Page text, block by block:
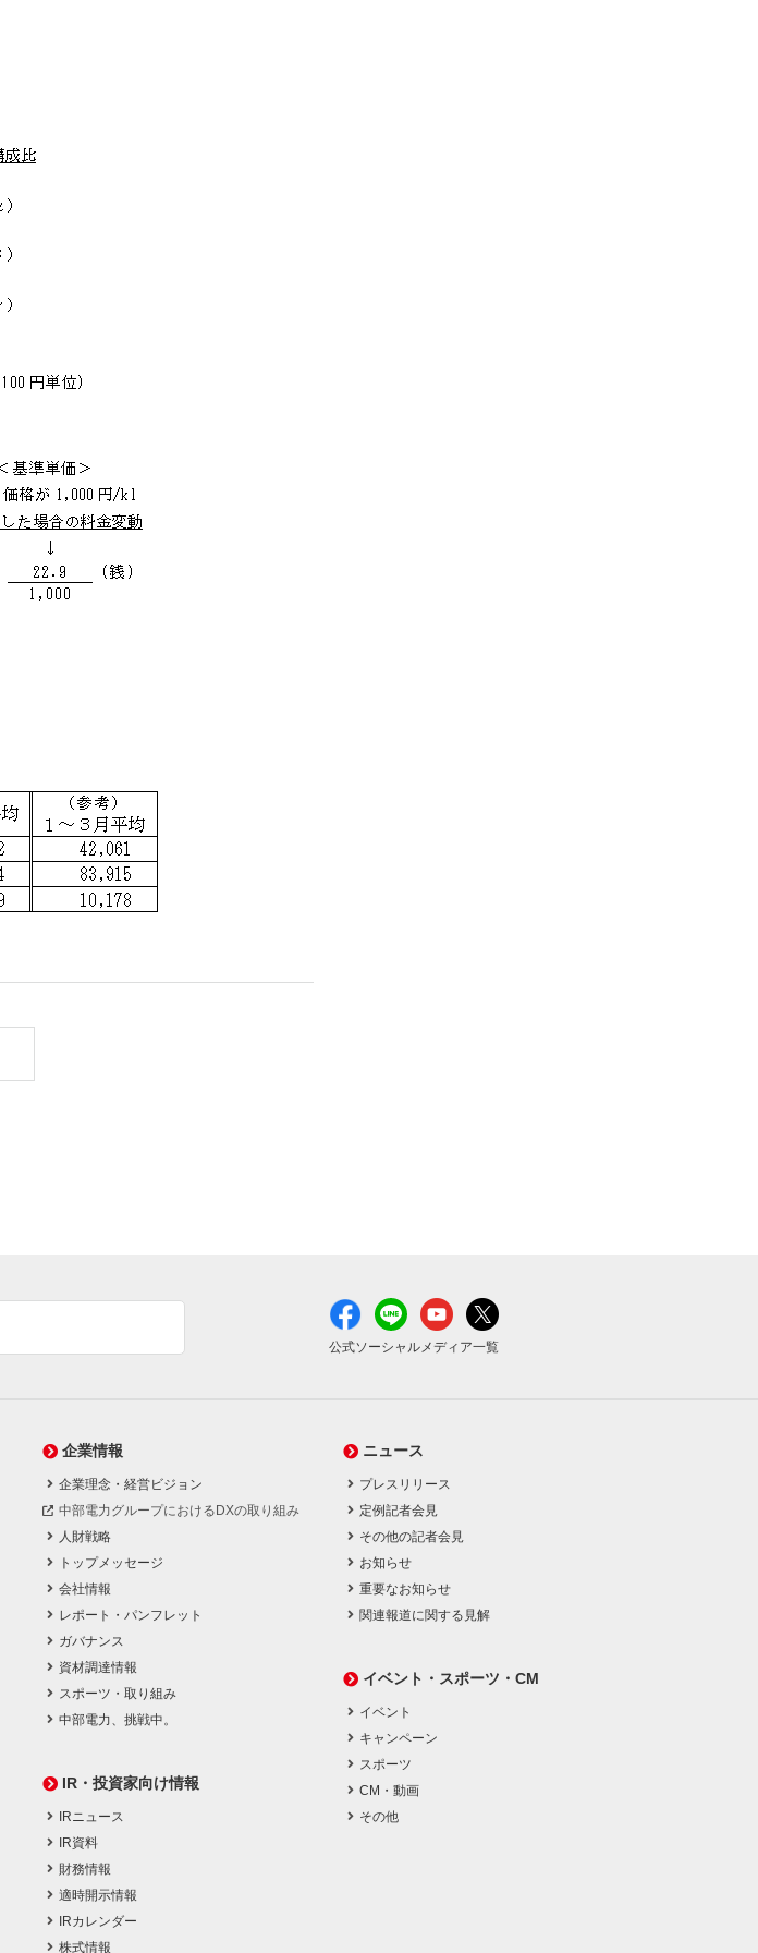
公式ソーシャルメディア一覧
企業情報
企業理念・経営ビジョン
中部電力グループにおけるDXの取り組み
人財戦略
トップメッセージ
会社情報
レポート・パンフレット
ガバナンス
資材調達情報
スポーツ・取り組み
中部電力、挑戦中。
IR・投資家向け情報
IRニュース
IR資料
財務情報
適時開示情報
IRカレンダー
株式情報
ニュース
プレスリリース
定例記者会見
その他の記者会見
お知らせ
重要なお知らせ
関連報道に関する見解
イベント・スポーツ・CM
イベント
キャンペーン
スポーツ
CM・動画
その他